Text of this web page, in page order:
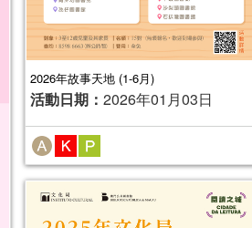
2026年故事天地 (1-6月)
活動日期： 2026年01月03日